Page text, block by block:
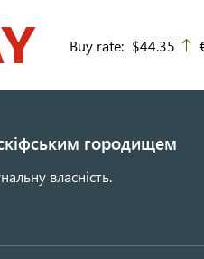
Buy rate: $44.35
городищем
власність.